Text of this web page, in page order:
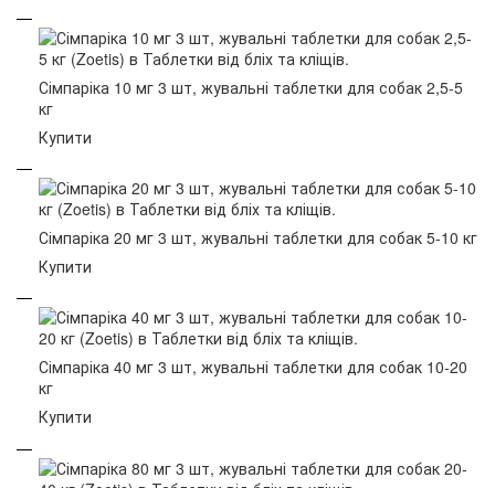
Сімпаріка 10 мг 3 шт, жувальні таблетки для собак 2,5-5
кг
Купити
Сімпаріка 20 мг 3 шт, жувальні таблетки для собак 5-10 кг
Купити
Сімпаріка 40 мг 3 шт, жувальні таблетки для собак 10-20
кг
Купити